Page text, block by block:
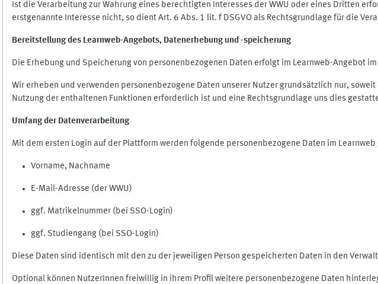
Ist die Verarbeitung zur Wahrung eines berechtigten Interesses der WWU oder eines Dritten
erstgenannte Interesse nicht, so dient Art. 6 Abs. 1 lit. f DSGVO als Rechtsgrundlage für die
Bereitstellung des Learnweb-Angebots, Datenerhebung und -speicherung
Die Erhebung und Speicherung von personenbezogenen Daten erfolgt im Learnweb-Angebot
Wir erheben und verwenden personenbezogene Daten unserer Nutzer grundsätzlich nur,
Nutzung der enthaltenen Funktionen erforderlich ist und eine Rechtsgrundlage uns dies
Umfang der Datenverarbeitung
Mit dem ersten Login auf der Plattform werden folgende personenbezogene Daten im
Vorname, Nachname
E-Mail-Adresse (der WWU)
ggf. Matrikelnummer (bei SSO-Login)
ggf. Studiengang (bei SSO-Login)
Diese Daten sind identisch mit den zu der jeweiligen Person gespeicherten Daten in den
Optional können NutzerInnen freiwillig in ihrem Profil weitere personenbezogene Daten